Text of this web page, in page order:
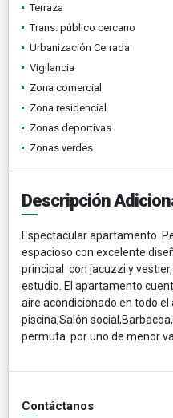
Terraza
Trans. público cercano
Urbanización Cerrada
Vigilancia
Zona comercial
Zona residencial
Zonas deportivas
Zonas verdes
Descripción
Espectacular apartamento
espacioso con excelente
principal con jacuzzi y
estudio. El apartamento
aire acondicionado en todo
piscina,Salón
permuta por uno de menor
Contáctanos